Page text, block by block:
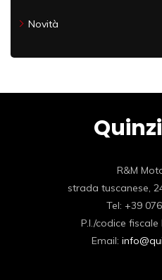
Novità
R&M
strada tuscanese,
Tel: +39
P.I./codice
Email: